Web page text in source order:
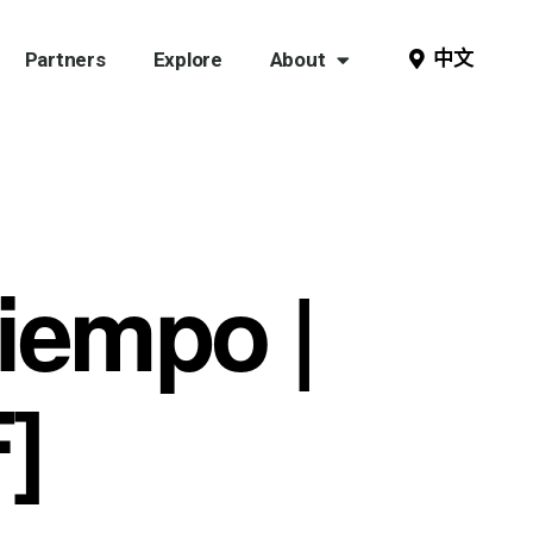
Partners Explore About 中文
|